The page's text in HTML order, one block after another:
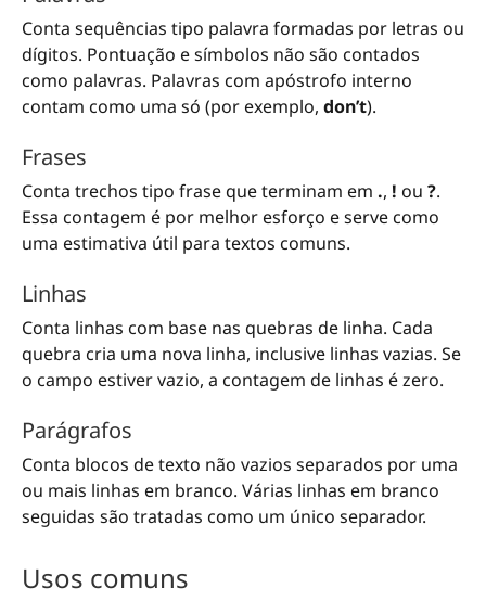
Conta sequências tipo palavra formadas por letras ou
dígitos. Pontuação e símbolos não são contados
como palavras. Palavras com apóstrofo interno
contam como uma só (por exemplo, don’t).
Frases
Conta trechos tipo frase que terminam em ., ! ou ?.
Essa contagem é por melhor esforço e serve como
uma estimativa útil para textos comuns.
Linhas
Conta linhas com base nas quebras de linha. Cada
quebra cria uma nova linha, inclusive linhas vazias. Se
o campo estiver vazio, a contagem de linhas é zero.
Parágrafos
Conta blocos de texto não vazios separados por uma
ou mais linhas em branco. Várias linhas em branco
seguidas são tratadas como um único separador.
Usos comuns